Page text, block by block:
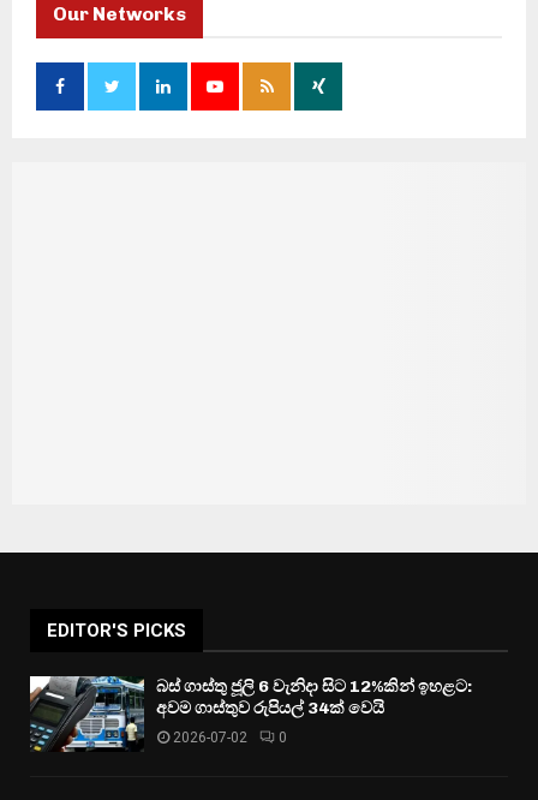
Our Networks
EDITOR'S PICKS
බස් ගාස්තු ජූලි 6 වැනිදා සිට 12%කින් ඉහළට:
අවම ගාස්තුව රුපියල් 34ක් වෙයි
2026-07-02 0